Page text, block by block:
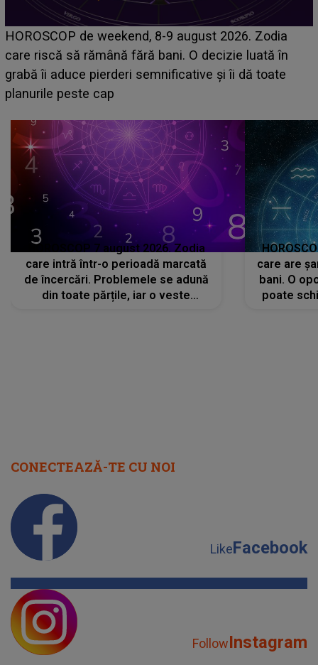
Emanuel a ținut ACEST DETALIU ASCUNS până
acum! În fața Alexandrei, concurentul din Casa Iubirii
face o MĂRTURISIRE NEAȘTEPTATĂ despre mama
sa: "I-am spus și ei în față, eu nu te iubesc pentru
HOROSCOP 7 august 2026. Zodia
care intră într-o perioadă marcată
de încercări. Problemele se adună
din toate părțile, iar o veste
care are
bani. O
poate
CONECTEAZĂ-TE CU NOI
LikeFacebook
FollowInstagram